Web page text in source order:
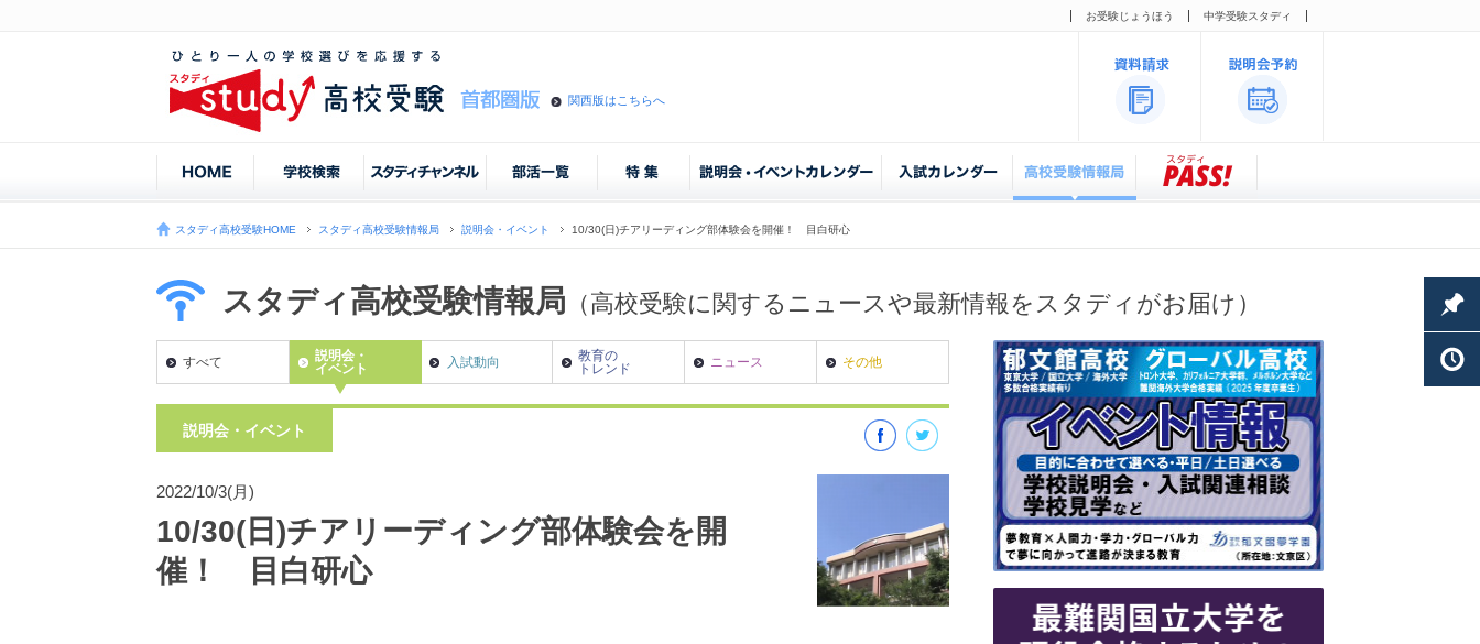
お受験じょうほう 中学受験スタディ
関西版はこちらへ
スタディ高校受験HOME スタディ高校受験情報局 説明会・イベント 10/30(日)チアリーディング部体験会を開催！ 目白研心
スタディ高校受験情報局 （高校受験に関するニュースや最新情報をスタディがお届け）
すべて
説明会・
イベント
入試動向
教育の
トレンド
ニュース その他
説明会・イベント
2022/10/3(月)
10/30(日)チアリーディング部体験会を開
催！ 目白研心